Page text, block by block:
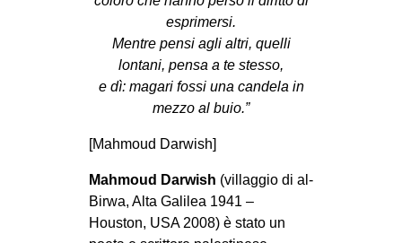
esprimersi.
Mentre pensi agli altri, quelli
lontani, pensa a te stesso,
e dì: magari fossi una candela in
mezzo al buio.”
[Mahmoud Darwish]
Mahmoud Darwish (villaggio di al-
Birwa, Alta Galilea 1941 –
Houston, USA 2008) è stato un